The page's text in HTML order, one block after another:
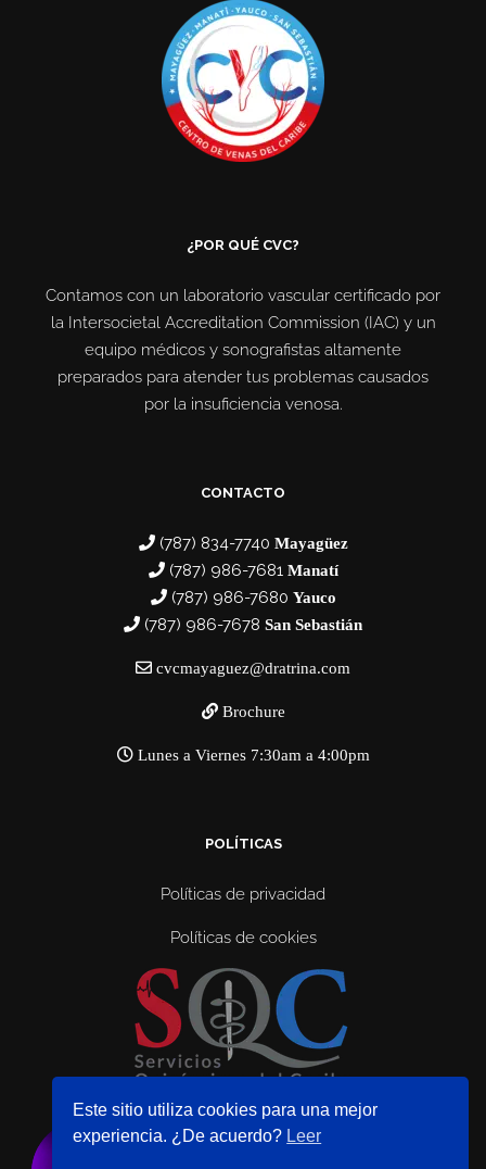
¿POR QUÉ CVC?
Contamos con un laboratorio vascular certificado por
la Intersocietal Accreditation Commission (IAC) y un
equipo médicos y sonografistas altamente
preparados para atender tus problemas causados
por la insuficiencia venosa.
CONTACTO
(787) 834-7740 Mayagüez
(787) 986-7681 Manatí
(787) 986-7680 Yauco
(787) 986-7678 San Sebastián
cvcmayaguez@dratrina.com
Brochure
Lunes a Viernes 7:30am a 4:00pm
POLÍTICAS
Políticas de privacidad
Políticas de cookies
Este sitio utiliza cookies para una mejor
experiencia. ¿De acuerdo? Leer